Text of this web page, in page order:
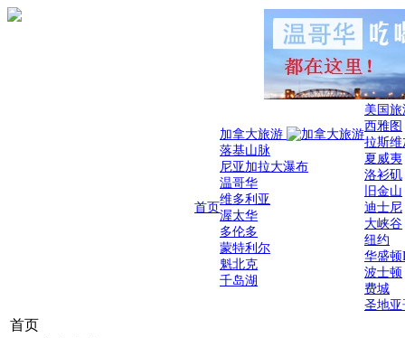
首页
加拿大旅游
落基山脉
尼亚加拉大瀑布
温哥华
维多利亚
渥太华
多伦多
蒙特利尔
魁北克
千岛湖
美国
西雅图
拉斯维
夏威夷
洛衫矶
旧金山
迪士尼
大峡谷
纽约
华盛顿
波士顿
费城
圣地亚
首页